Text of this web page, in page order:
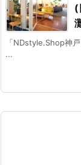
(
「NDstyle.Shop神
...